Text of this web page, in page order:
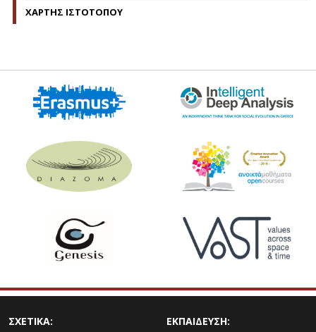
ΧΑΡΤΗΣ ΙΣΤΟΤΟΠΟΥ
ΣΧΕΤΙΚΑ: ΕΚΠΑΙΔΕΥΣΗ: